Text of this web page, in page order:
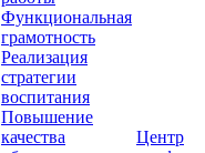
Функциональная
грамотность
Реализация
стратегии
воспитания
Повышение
качества
Центр